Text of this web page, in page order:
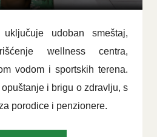
udoban smeštaj,
wellness centra,
vodom i sportskih terena.
i brigu o zdravlju, s
porodice i penzionere.